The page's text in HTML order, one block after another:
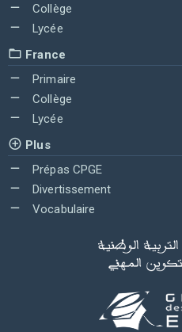
Collège
Lycée
France
Primaire
Collège
Lycée
Plus
Prépas CPGE
Divertissement
Vocabulaire